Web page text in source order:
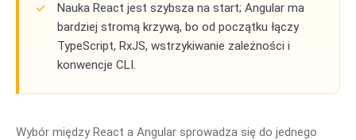
Nauka React jest szybsza na start; Angular ma
bardziej stromą krzywą, bo od początku łączy
TypeScript, RxJS, wstrzykiwanie zależności i
konwencje CLI.
Wybór między React a Angular sprowadza się do jednego